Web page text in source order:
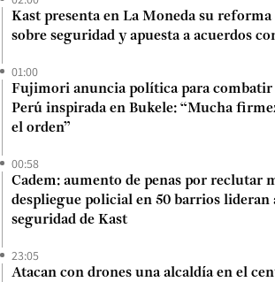
Kast presenta en La Moneda su
sobre seguridad y apuesta a acuerdos
01:00
Fujimori anuncia política para combatir
Perú inspirada en Bukele: “Mucha
el orden”
00:58
Cadem: aumento de penas por reclutar
despliegue policial en 50 barrios lideran
seguridad de Kast
23:05
Atacan con drones una alcaldía en el